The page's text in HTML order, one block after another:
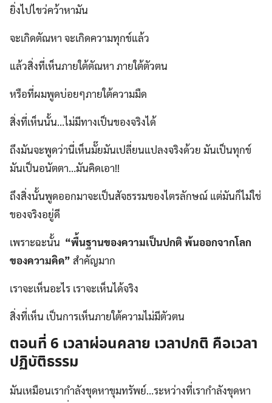
ยิ่งไปไขว่คว้าหามัน
จะเกิดตัณหา จะเกิดความทุกข์แล้ว
แล้วสิ่งที่เห็นภายใต้ตัณหา ภายใต้ตัวตน
หรือที่ผมพูดบ่อยๆภายใต้ความมืด
สิ่งที่เห็นนั้น…ไม่มีทางเป็นของจริงได้
ถึงมันจะพูดว่านี่เห็นมั๊ยมันเปลี่ยนแปลงจริงด้วย มันเป็นทุกข์
มันเป็นอนัตตา…มันคิดเอา!!
ถึงสิ่งนั้นพูดออกมาจะเป็นสัจธรรมของไตรลักษณ์ แต่มันก็ไม่ใช่
ของจริงอยู่ดี
เพราะฉะนั้น “พื้นฐานของความเป็นปกติ พ้นออกจากโลก
ของความคิด” สำคัญมาก
เราจะเห็นอะไร เราจะเห็นได้จริง
สิ่งที่เห็น เป็นการเห็นภายใต้ความไม่มีตัวตน
ตอนที่ 6 เวลาผ่อนคลาย เวลาปกติ คือเวลา
ปฏิบัติธรรม
มันเหมือนเรากำลังขุดหาขุมทรัพย์…ระหว่างที่เรากำลังขุดหา